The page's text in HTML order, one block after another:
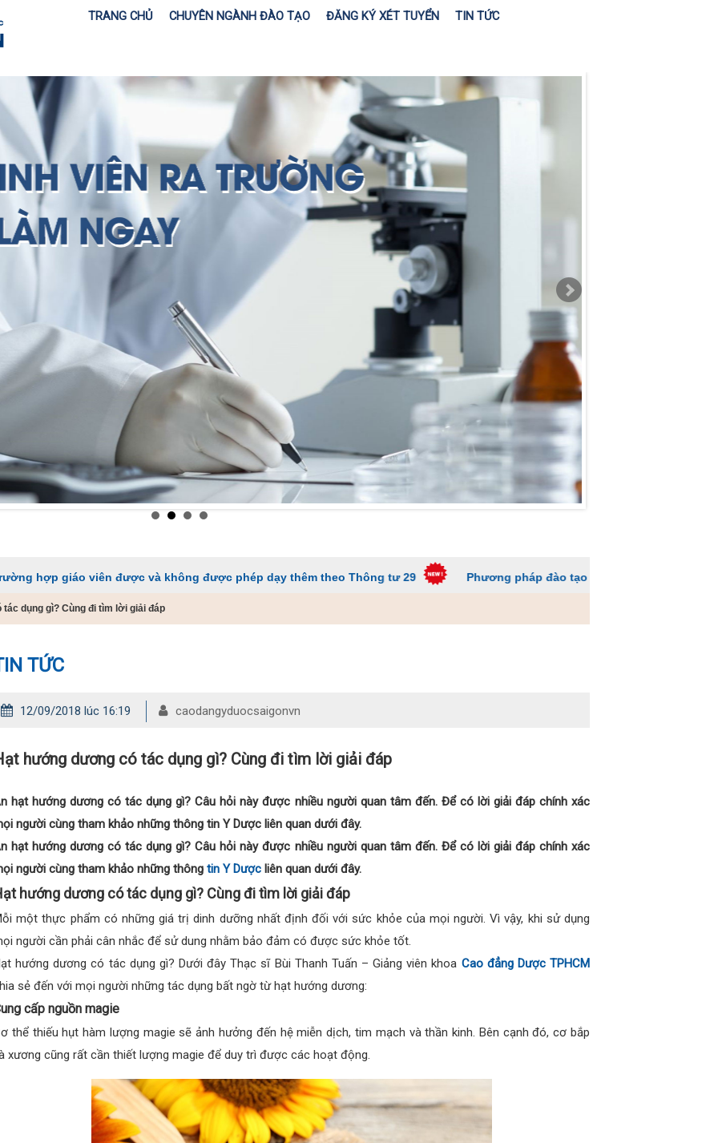
TRANG CHỦ CHUYÊN NGÀNH ĐÀO TẠO ĐĂNG KÝ XÉT TUYỂN TIN TỨC
viên được và không được phép dạy thêm theo Thông tư 29 Phương pháp đào tạo các trường ĐH để sinh viên
dụng gì? Cùng đi tìm lời giải đáp
TỨC
12/09/2018 lúc 16:19 caodangyduocsaigonvn
hướng dương có tác dụng gì? Cùng đi tìm lời giải đáp
hạt hướng dương có tác dụng gì? Câu hỏi này được nhiều người quan tâm đến. Để có lời giải đáp chính xác
người cùng tham khảo những thông tin Y Dược liên quan dưới đây.
hạt hướng dương có tác dụng gì? Câu hỏi này được nhiều người quan tâm đến. Để có lời giải đáp chính xác
người cùng tham khảo những thông tin Y Dược liên quan dưới đây.
hướng dương có tác dụng gì? Cùng đi tìm lời giải đáp
một thực phẩm có những giá trị dinh dưỡng nhất định đối với sức khỏe của mọi người. Vì vậy, khi sử dụng
người cần phải cân nhắc để sử dung nhằm bảo đảm có được sức khỏe tốt.
hướng dương có tác dụng gì? Dưới đây Thạc sĩ Bùi Thanh Tuấn – Giảng viên khoa Cao đẳng Dược TPHCM
sẻ đến với mọi người những tác dụng bất ngờ từ hạt hướng dương:
cấp nguồn magie
thể thiếu hụt hàm lượng magie sẽ ảnh hưởng đến hệ miễn dịch, tim mạch và thần kinh. Bên cạnh đó, cơ bắp
xương cũng rất cần thiết lượng magie để duy trì được các hoạt động.